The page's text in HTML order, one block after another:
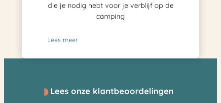
die je nodig hebt voor je verblijf op de
camping
Lees meer
Lees onze klantbeoordelingen